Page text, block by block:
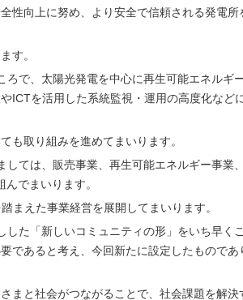
性向上に努め、より安全で信頼される発電所
す。
で、太陽光発電を中心に再生可能エネルギ
ICTを活用した系統監視・運用の高度化など
も取り組みを進めてまいります。
ては、販売事業、再生可能エネルギー事業、
でまいります。
まえた事業経営を展開してまいります。
た「新しいコミュニティの形」をいち早く
であると考え、今回新たに設定したものであ
まと社会がつながることで、社会課題を解決